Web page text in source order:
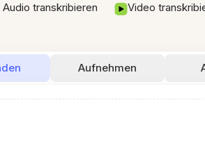
Audio transkribieren Video
Aufnehmen